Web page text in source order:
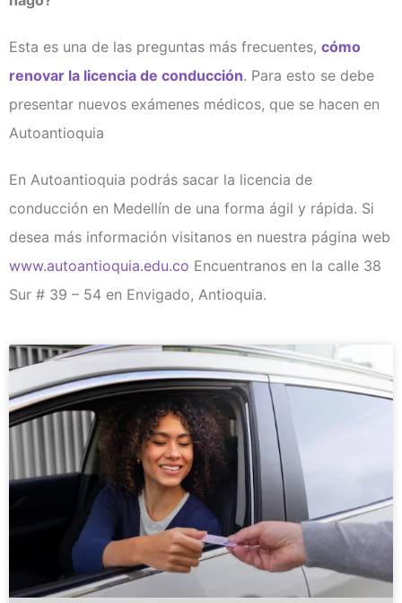
Esta es una de las preguntas más frecuentes, cómo
renovar la licencia de conducción. Para esto se debe
presentar nuevos exámenes médicos, que se hacen en
Autoantioquia
En Autoantioquia podrás sacar la licencia de
conducción en Medellín de una forma ágil y rápida. Si
desea más información visitanos en nuestra página web
www.autoantioquia.edu.co Encuentranos en la calle 38
Sur # 39 – 54 en Envigado, Antioquia.